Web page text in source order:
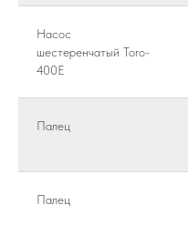
Насос
шестеренчатый Toro-
400E
Палец
Палец